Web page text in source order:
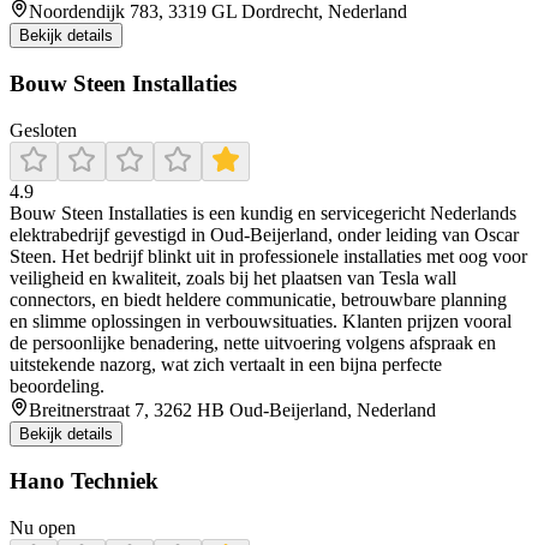
Noordendijk 783, 3319 GL Dordrecht, Nederland
Bekijk details
Bouw Steen Installaties
Gesloten
4.9
Bouw Steen Installaties is een kundig en servicegericht Nederlands
elektrabedrijf gevestigd in Oud-Beijerland, onder leiding van Oscar
Steen. Het bedrijf blinkt uit in professionele installaties met oog voor
veiligheid en kwaliteit, zoals bij het plaatsen van Tesla wall
connectors, en biedt heldere communicatie, betrouwbare planning
en slimme oplossingen in verbouwsituaties. Klanten prijzen vooral
de persoonlijke benadering, nette uitvoering volgens afspraak en
uitstekende nazorg, wat zich vertaalt in een bijna perfecte
beoordeling.
Breitnerstraat 7, 3262 HB Oud-Beijerland, Nederland
Bekijk details
Hano Techniek
Nu open